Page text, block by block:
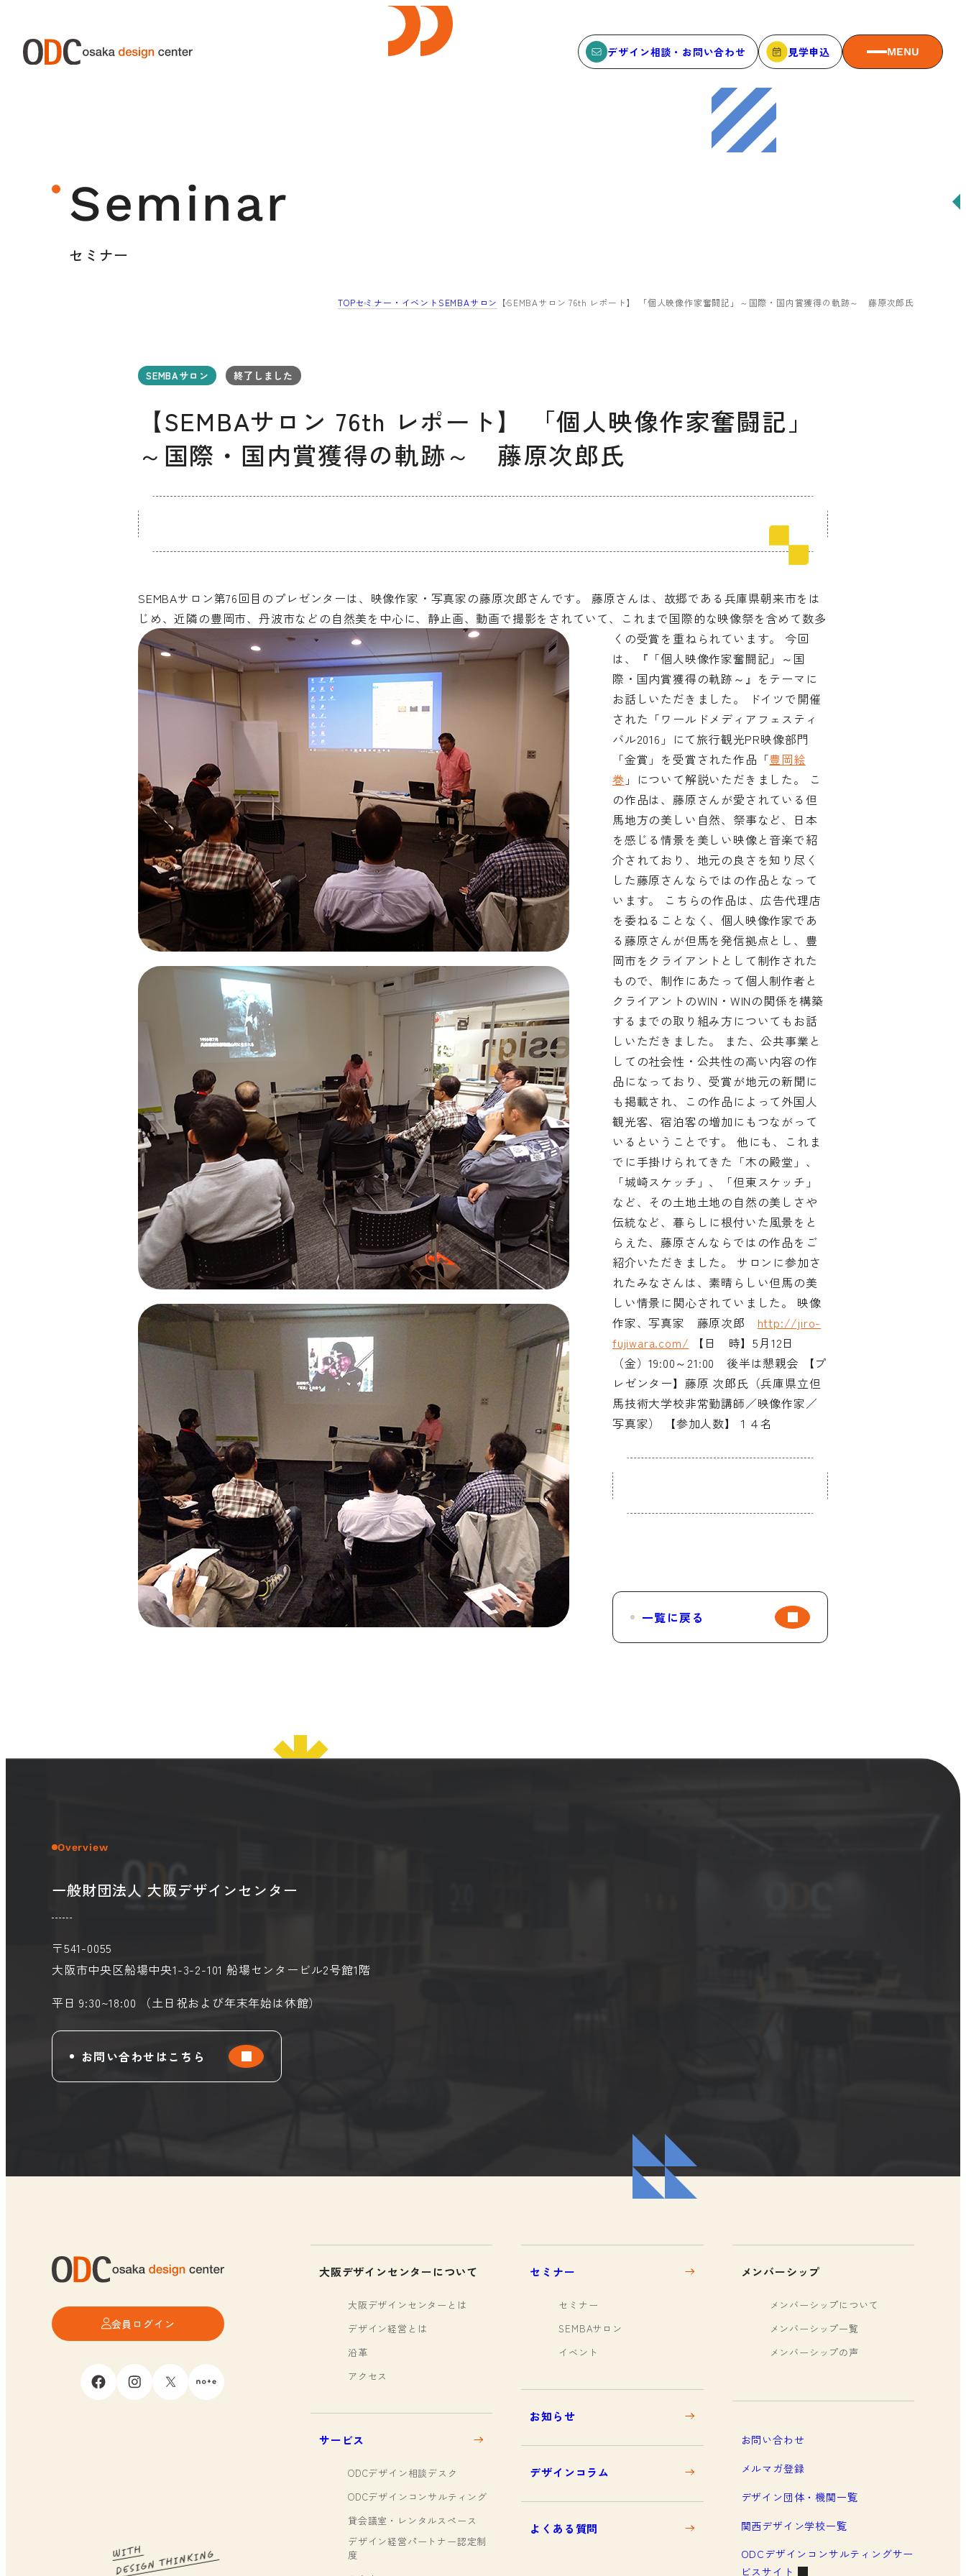
デザイン相談・お問い合わせ 見学申込 MENU
大阪デザインセンターとは
沿革
貸会議室・レンタルスペース
ODCクラウドソーシング
MEMBER
メンバーシップ
お知らせ
ビジネスマッチングはこちら
会員ログイン
© 2026 OSAKA DESIGN CENTER.
Seminar
セミナー
TOPセミナー・イベント SEMBAサロン 【SEMBAサロン 76th レポート】 「個人映像作家奮闘記」～国際・国内賞獲得の軌跡～ 藤原次郎氏
SEMBAサロン 終了しました
【SEMBAサロン 76th レポート】 「個人映像作家奮闘記」
～国際・国内賞獲得の軌跡～ 藤原次郎氏
SEMBAサロン第76回目のプレゼンターは、映像作家・写真家の藤原次郎さんです。 藤原さんは、故郷である兵庫県朝来市をは
じめ、近隣の豊岡市、丹波市などの自然美を中心に、静止画、動画で撮影をされていて、これまで国際的な映像祭を含めて数多
くの受賞を重ねられています。 今回
は、『「個人映像作家奮闘記」～国
際・国内賞獲得の軌跡～』をテーマに
お話しいただきました。 ドイツで開催
された「ワールドメディアフェスティ
バル2016」にて旅行観光PR映像部門
「金賞」を受賞された作品「豊岡絵
巻 」について解説いただきました。 こ
の作品は、藤原さんが愛されている但
馬地方の美しい自然、祭事など、日本
を感じる情景を美しい映像と音楽で紹
介されており、地元の良さを知り尽く
した藤原さんならではの作品となって
います。
こちらの作品は、広告代理店
を委ねることなく、個人映像作家であ
る藤原さんが但馬を発信拠点とし、豊
岡市をクライアントとして制作された
もので、制作にあたって個人制作者と
クライアントのWIN・WINの関係を構築
するまでの取り組み方についてもお話
しいただきました。 また、公共事業と
しての社会性・公共性の高い内容の作
品になっており、受賞が地元の新聞に
も掲載され、この作品によって外国人
観光客、宿泊客の増加にもつながって
いるということです。 他にも、これま
でに手掛けられてきた「木の殿堂」、
「城崎スケッチ」、「但東スケッチ」
など、その土地土地の自然の美しさや
伝統など、暮らしに根付いた風景をと
らえた、藤原さんならではの作品をご
紹介いただきました。 サロンに参加さ
れたみなさんは、素晴らしい但馬の美
しい情景に関心されていました。 映像
作家、写真家 藤原次郎 http://jiro-
fujiwara.com/ 【日 時】5月12日
（金）19:00～21:00 後半は懇親会 【プ
レゼンター】藤原 次郎氏（兵庫県立但
馬技術大学校非常勤講師／映像作家／
写真家） 【参加人数】１４名
一覧に戻る
Overview
一般財団法人 大阪デザインセンター
〒541-0055
大阪市中央区船場中央1-3-2-101船場センタービル2号館1階
平日 9:30~18:00 （土日祝および年末年始は休館）
お問い合わせはこちら
会員ログイン
大阪デザインセンターについて
大阪デザインセンターとは
デザイン経営とは
沿革
アクセス
サービス
ODCデザイン相談デスク
ODCデザインコンサルティング
貸会議室・レンタルスペース
デザイン経営パートナー認定制
度
セミナー
セミナー
SEMBAサロン
イベント
お知らせ
デザインコラム
よくある質問
メンバーシップ
メンバーシップについて
メンバーシップ一覧
メンバーシップの声
お問い合わせ
メルマガ登録
デザイン団体・機関一覧
関西デザイン学校一覧
ODCデザインコンサルティングサー
ビスサイト